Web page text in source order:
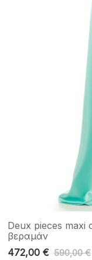
Deux pieces maxi
βεραμάν
590,00€
472,00 €